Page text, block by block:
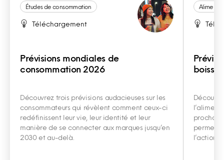
Études de consommation
Téléchargement
Prévisions mondiales de
consommation 2026
Découvrez trois prévisions audacieuses sur les
consommateurs qui révèlent comment ceux-ci
redéfinissent leur vie, leur identité et leur
manière de se connecter aux marques jusqu’en
2030 et au-delà.
l’action